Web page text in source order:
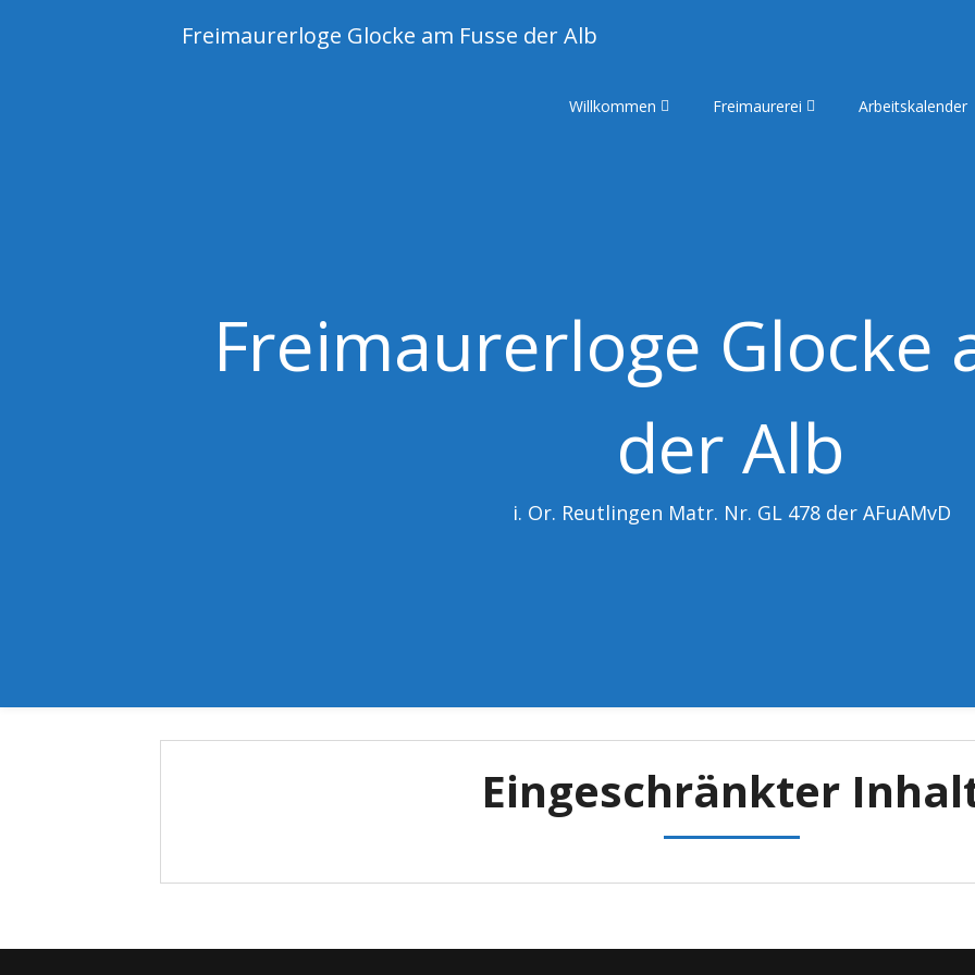
Freimaurerloge Glocke am Fusse der Alb
Willkommen Freimaurerei Arbeitskalender
Freimaurerloge Glocke
der Alb
i. Or. Reutlingen Matr. Nr. GL 478 der AFuAMvD
Eingeschränkter